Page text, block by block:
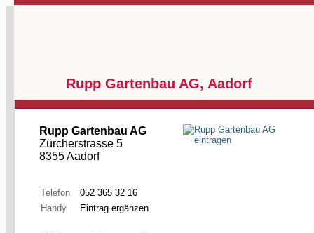
Rupp Gartenbau AG, Aadorf
Rupp Gartenbau AG
Zürcherstrasse 5
8355 Aadorf
Telefon
052 365 32 16
Handy
Eintrag ergänzen